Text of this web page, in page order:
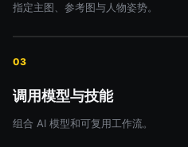
指定主图、参考图与人物姿势。
03
调用模型与技能
组合 AI 模型和可复用工作流。